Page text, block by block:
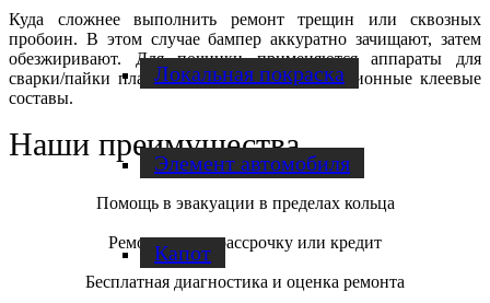
Локальная покраска
Элемент автомобиля
Капот
Куда сложнее выполнить ремонт трещин или сквозных
пробоин. В этом случае бампер аккуратно зачищают, затем
обезжиривают. Для починки применяются аппараты для
сварки/пайки пластика, а также высокоадгезионные клеевые
составы.
Наши преимущества
Помощь в эвакуации в пределах кольца
Ремонт авто в рассрочку или кредит
Бесплатная диагностика и оценка ремонта